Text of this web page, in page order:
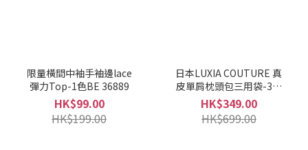
限量橫間中袖手袖邊lace
彈力Top-1色BE 36889
HK$99.00
HK$199.00
日本LUXIA COUTURE 真
皮單肩枕頭包三用袋-3色
LC 8010
HK$349.00
HK$699.00